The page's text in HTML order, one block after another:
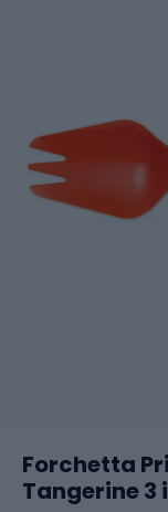
Forchetta
Tangerine 3